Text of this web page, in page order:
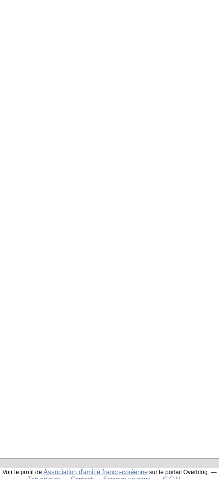
Voir le profil de Association d'amitié franco-coréenne sur le portail Overblog